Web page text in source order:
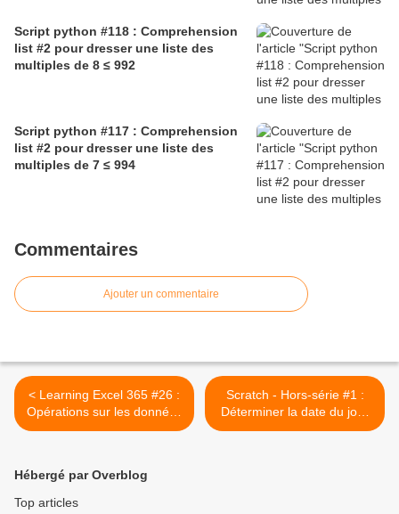
Script python #118 : Comprehension
list #2 pour dresser une liste des
multiples de 8 ≤ 992
Script python #117 : Comprehension
list #2 pour dresser une liste des
multiples de 7 ≤ 994
Commentaires
Ajouter un commentaire
< Learning Excel 365 #26 :
Opérations sur les données
de type date #1
Scratch - Hors-série #1 :
Déterminer la date du jour
de Pâques selon
Hébergé par Overblog
Top articles